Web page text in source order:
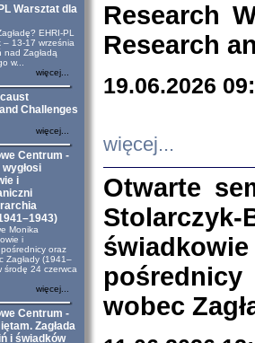
Warsztat dla
EHRI-PL
– 13-17 września
Zagładą
w...
więcej...
Challenges
więcej...
Centrum -
i
Monika
i
oraz
Zagłady (1941–
24 czerwca
więcej...
Centrum -
Zagłada
i świadków
Research
Research
19.06.2026
więcej...
Otwarte
wobec